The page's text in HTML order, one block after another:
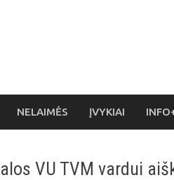
NELAIMĖS ĮVYKIAI
VU TVM vardui